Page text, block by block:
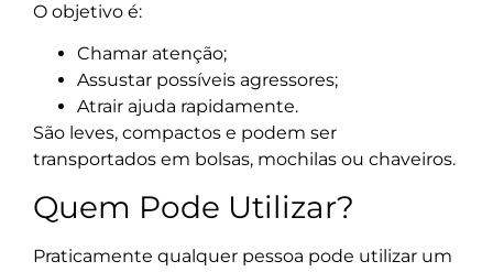
O objetivo é:
Chamar atenção;
Assustar possíveis agressores;
Atrair ajuda rapidamente.
São leves, compactos e podem ser
transportados em bolsas, mochilas ou chaveiros.
Quem Pode Utilizar?
Praticamente qualquer pessoa pode utilizar um